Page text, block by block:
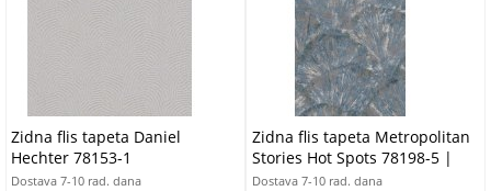
Zidna flis tapeta Daniel
Hechter 78153-1
Dostava 7-10 rad. dana
Zidna flis tapeta Metropolitan
Stories Hot Spots 78198-5 |
Ljepilo besplatno
Dostava 7-10 rad. dana